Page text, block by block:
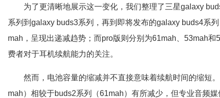
为了更清晰地展示这一变化，我们整理了三星galaxy
系列到galaxy buds3系列，再到即将发布的galaxy buds4系
mah，呈现出递减趋势；而pro版则分别为61mah、53mah
费者对于耳机续航能力的关注。
然而，电池容量的缩减并不直接意味着续航时间的缩短
mah）相较于buds2系列（61mah）有所减少，但专业音频